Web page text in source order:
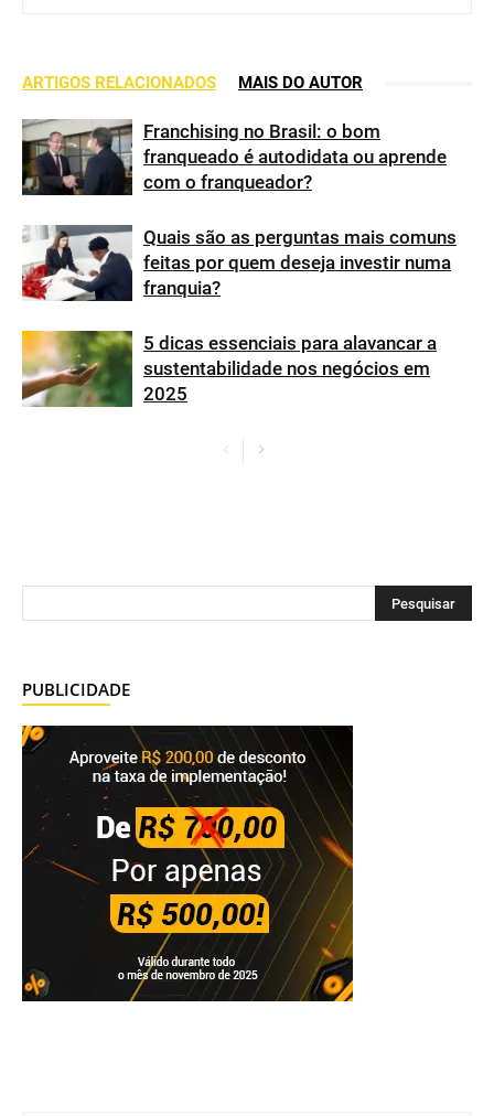
ARTIGOS RELACIONADOS MAIS DO AUTOR
Franchising no Brasil: o bom
franqueado é autodidata ou aprende
com o franqueador?
Quais são as perguntas mais comuns
feitas por quem deseja investir numa
franquia?
5 dicas essenciais para alavancar a
sustentabilidade nos negócios em
2025
PUBLICIDADE